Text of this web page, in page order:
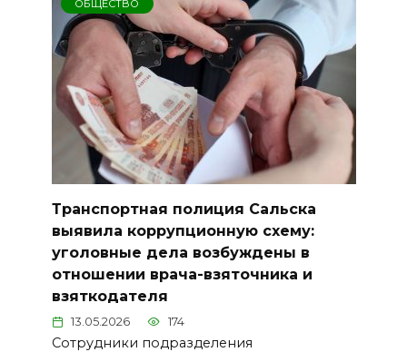
ОБЩЕСТВО
Транспортная полиция Сальска
выявила коррупционную схему:
уголовные дела возбуждены в
отношении врача-взяточника и
взяткодателя
13.05.2026 174
Сотрудники подразделения